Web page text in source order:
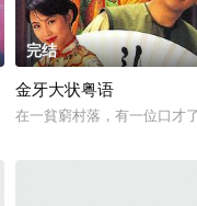
泣的故事，一个在黑暗中
完结
金牙大状粤语
在一貧窮村落，有一位口才